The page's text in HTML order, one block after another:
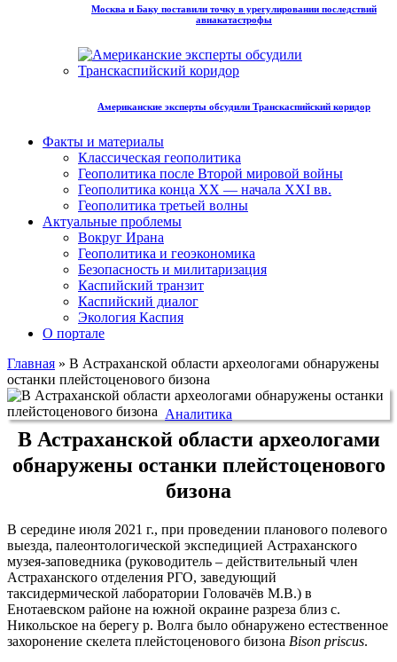
Москва и Баку поставили точку в урегулировании последствий
авиакатастрофы
Американские эксперты обсудили Транскаспийский коридор
Факты и материалы
Классическая геополитика
Геополитика после Второй мировой войны
Геополитика конца XX — начала XXI вв.
Геополитика третьей волны
Актуальные проблемы
Вокруг Ирана
Геополитика и геоэкономика
Безопасность и милитаризация
Каспийский транзит
Каспийский диалог
Экология Каспия
О портале
Главная » В Астраханской области археологами обнаружены
останки плейстоценового бизона
Аналитика
В Астраханской области археологами
обнаружены останки плейстоценового
бизона
В середине июля 2021 г., при проведении планового полевого
выезда, палеонтологической экспедицией Астраханского
музея-заповедника (руководитель – действительный член
Астраханского отделения РГО, заведующий
таксидермической лаборатории Головачёв М.В.) в
Енотаевском районе на южной окраине разреза близ с.
Никольское на берегу р. Волга было обнаружено естественное
захоронение скелета плейстоценового бизона Bison priscus.